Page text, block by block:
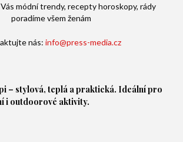
módní trendy, recepty horoskopy, rády
poradíme všem ženám
nás: info@press-media.cz
– stylová, teplá a praktická. Ideální pro
i outdoorové aktivity.